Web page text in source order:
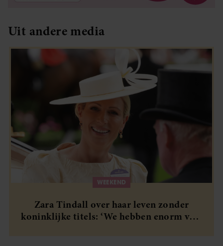
Uit andere media
WEEKEND
Zara Tindall over haar leven zonder
koninklijke titels: ‘We hebben enorm veel